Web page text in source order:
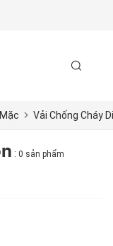
Vải Chống Cháy
: 0 sản phẩm